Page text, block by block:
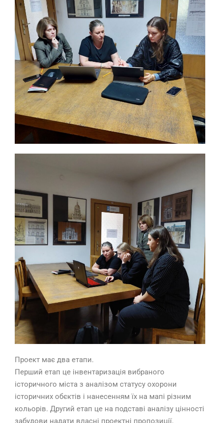
Проект має два етапи.
Перший етап це інвентаризація вибраного
історичного міста з аналізом статусу охорони
історичних обєктів і нанесенням їх на мапі різним
кольорів. Другий етап це на подставі аналізу цінності